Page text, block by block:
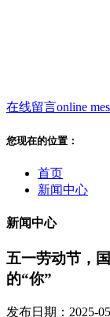
在线留言online
您现在的位置：
首页
新闻中心
新闻中心
五一劳动节，
的“你”
发布日期：2025-